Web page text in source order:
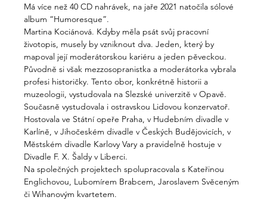
Má více než 40 CD nahrávek, na jaře 2021 natočila sólové
album “Humoresque”.
Martina Kociánová. Kdyby měla psát svůj pracovní
životopis, musely by vzniknout dva. Jeden, který by
mapoval její moderátorskou kariéru a jeden pěveckou.
Původně si však mezzosopranistka a moderátorka vybrala
profesi historičky. Tento obor, konkrétně historii a
muzeologii, vystudovala na Slezské univerzitě v Opavě.
Současně vystudovala i ostravskou Lidovou konzervatoř.
Hostovala ve Státní opeře Praha, v Hudebním divadle v
Karlíně, v Jihočeském divadle v Českých Budějovicích, v
Městském divadle Karlovy Vary a pravidelně hostuje v
Divadle F. X. Šaldy v Liberci.
Na společných projektech spolupracovala s Kateřinou
Englichovou, Lubomírem Brabcem, Jaroslavem Svěceným
či Wihanovým kvartetem.